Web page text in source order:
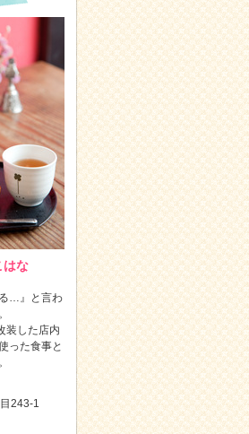
な
…』と言わ
装した店内
った食事と
243-1